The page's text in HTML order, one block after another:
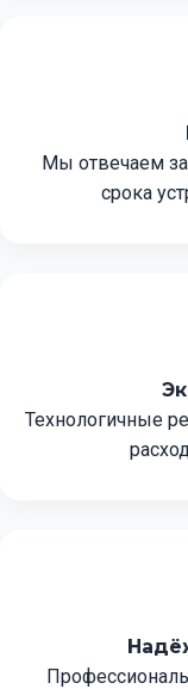
Мы отвечаем за
срока
Технологичные